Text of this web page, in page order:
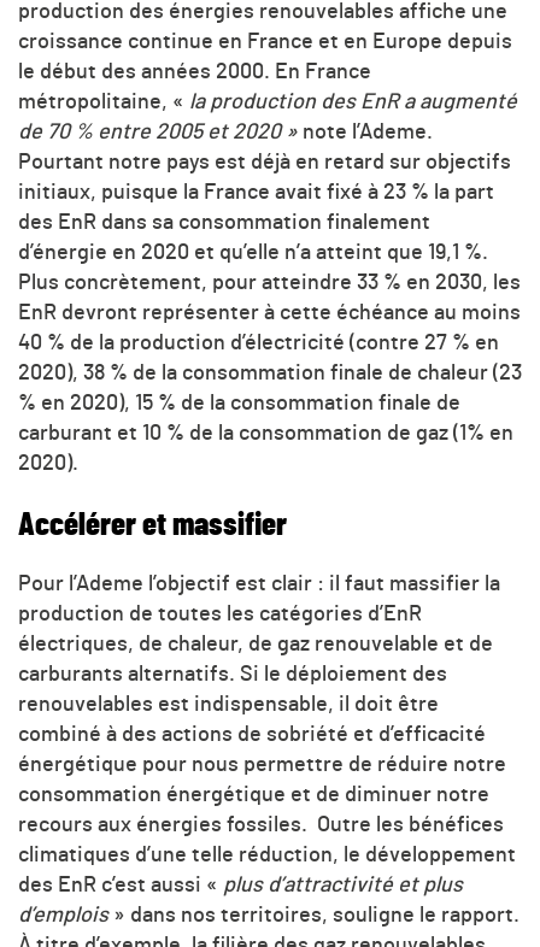
production des énergies renouvelables affiche une
croissance continue en France et en Europe depuis
le début des années 2000. En France
métropolitaine, « la production des EnR a augmenté
de 70 % entre 2005 et 2020 » note l’Ademe.
Pourtant notre pays est déjà en retard sur objectifs
initiaux, puisque la France avait fixé à 23 % la part
des EnR dans sa consommation finalement
d’énergie en 2020 et qu’elle n’a atteint que 19,1 %.
Plus concrètement, pour atteindre 33 % en 2030, les
EnR devront représenter à cette échéance au moins
40 % de la production d’électricité (contre 27 % en
2020), 38 % de la consommation finale de chaleur (23
% en 2020), 15 % de la consommation finale de
carburant et 10 % de la consommation de gaz (1% en
2020).
Accélérer et massifier
Pour l’Ademe l’objectif est clair : il faut massifier la
production de toutes les catégories d’EnR
électriques, de chaleur, de gaz renouvelable et de
carburants alternatifs. Si le déploiement des
renouvelables est indispensable, il doit être
combiné à des actions de sobriété et d’efficacité
énergétique pour nous permettre de réduire notre
consommation énergétique et de diminuer notre
recours aux énergies fossiles. Outre les bénéfices
climatiques d’une telle réduction, le développement
des EnR c’est aussi « plus d’attractivité et plus
d’emplois » dans nos territoires, souligne le rapport.